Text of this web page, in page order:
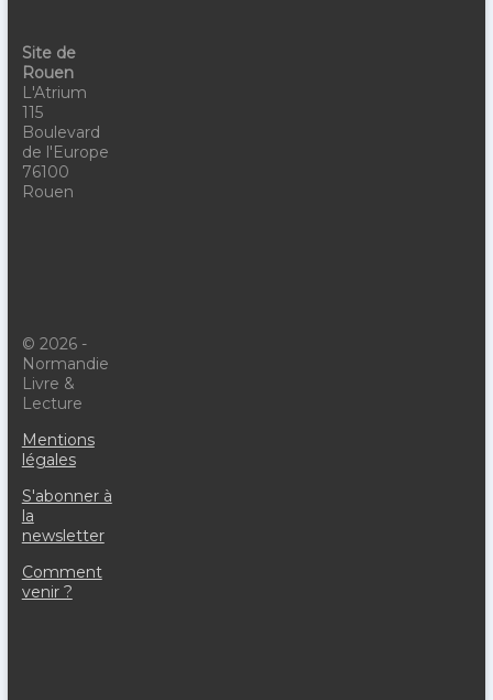
Site de
Rouen
L'Atrium
115
Boulevard
de l'Europe
76100
Rouen
© 2026 -
Normandie
Livre &
Lecture
Mentions
légales
S'abonner à
la
newsletter
Comment
venir ?